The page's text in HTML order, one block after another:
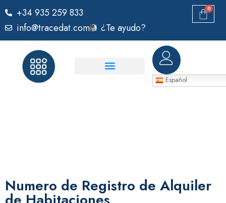
+34 935 259 833
info@tracedat.com
¿Te ayudo?
0
Español
Numero de Registro de Alquiler